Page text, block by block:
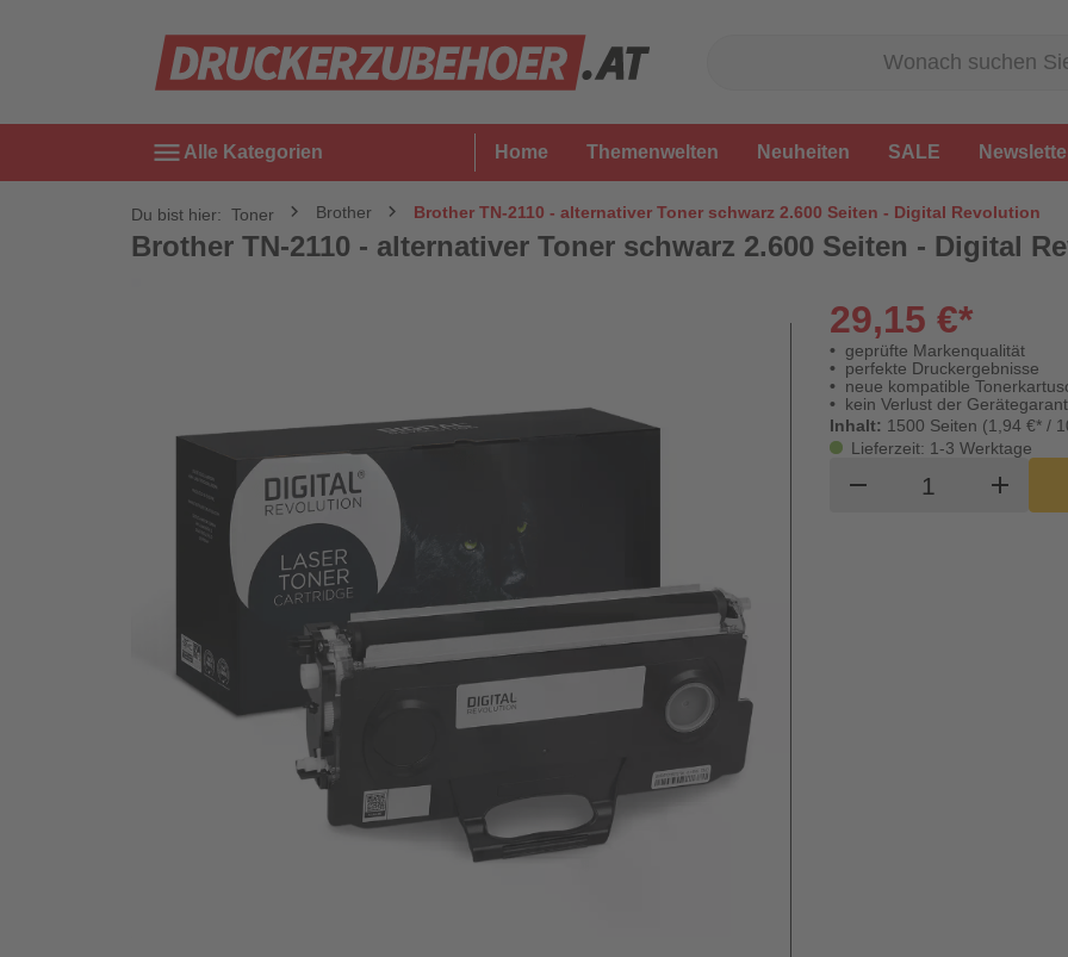
menu Alle Kategorien Home Themenwelten Neuheiten SALE
Du bist hier: Toner Brother Brother TN-2110 - alternativer Toner schwarz 2.600 Seiten - Digital Revolution
Brother TN-2110 - alternativer Toner schwarz 2.600 Seiten - Digital
29,15 €*
geprüfte Markenqualität
perfekte Druckergebnisse
neue kompatible
kein Verlust der
Inhalt: 1500 Seiten (1,94 €* /
Lieferzeit: 1-3 Werktage
remove Produktadd